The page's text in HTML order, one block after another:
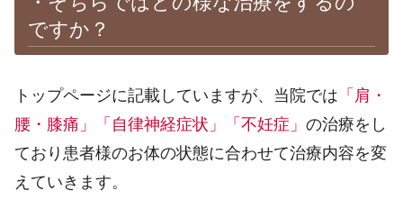
ですか？
トップページに記載していますが、当院では 「肩・
腰・膝痛」「自律神経症状」「不妊症」 の治療をし
ており患者様のお体の状態に合わせて治療内容を変
えていきます。